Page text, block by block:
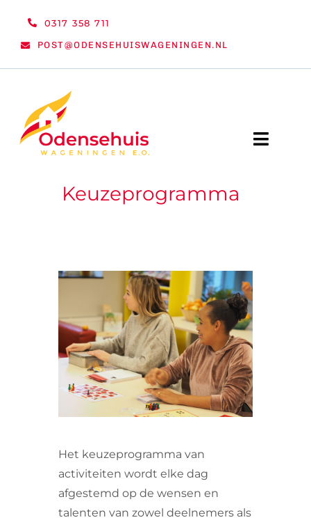
0317 358 711
POST@ODENSEHUISWAGENINGEN.NL
Toggle
WELKOM
VRIJWILLIGERS & STAGIAIRES
Keuzeprogramma
Het keuzeprogramma van
activiteiten wordt elke dag
afgestemd op de wensen en
talenten van zowel deelnemers als